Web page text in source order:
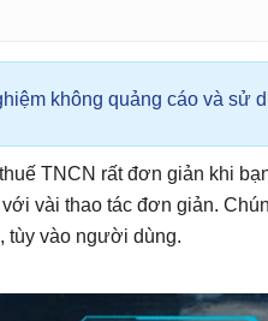
không quảng cáo và sử
TNCN rất đơn giản khi
vài thao tác đơn giản.
tùy vào người dùng.